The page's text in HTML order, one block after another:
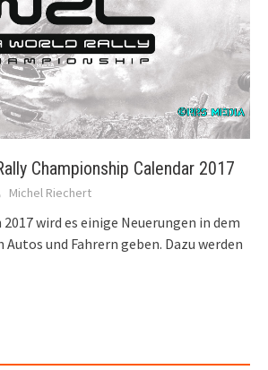
Championship Calendar 2017
Michel Riechert
2017 wird es einige Neuerungen in dem
und Fahrern geben. Dazu werden